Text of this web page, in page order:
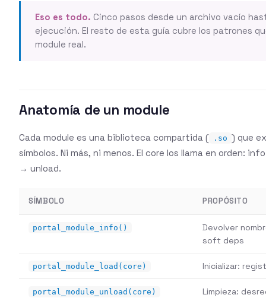
Eso es todo. Cinco pasos desde un archivo vacío
ejecución. El resto de esta guía cubre los patrones
module real.
Anatomía de un module
Cada module es una biblioteca compartida ( .so ) que
símbolos. Ni más, ni menos. El core los llama en orden:
→ unload.
SÍMBOLO PROPÓSITO
portal_module_info()
Devolver
soft deps
portal_module_load(core) Inicializar:
portal_module_unload(core)
Limpieza: